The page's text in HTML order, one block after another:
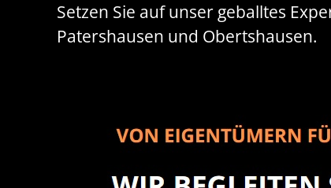
Setzen Sie auf unser geballtes
Patershausen und Obertshausen.